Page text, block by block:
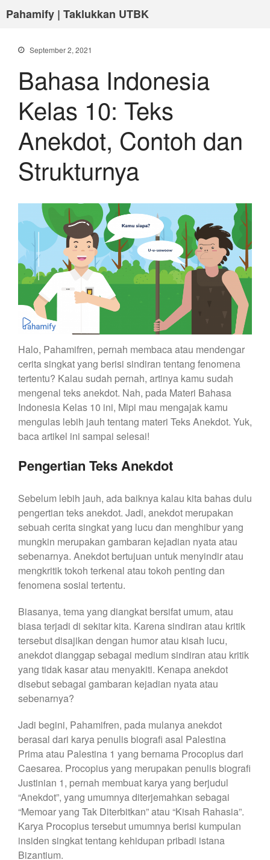
Pahamify | Taklukkan UTBK
September 2, 2021
Bahasa Indonesia
Kelas 10: Teks
Anekdot, Contoh dan
Strukturnya
Halo, Pahamifren, pernah membaca atau mendengar
cerita singkat yang berisi sindiran tentang fenomena
tertentu? Kalau sudah pernah, artinya kamu sudah
mengenal teks anekdot. Nah, pada Materi Bahasa
Indonesia Kelas 10 ini, Mipi mau mengajak kamu
mengulas lebih jauh tentang materi Teks Anekdot. Yuk,
baca artikel ini sampai selesai!
Pengertian Teks Anekdot
Sebelum lebih jauh, ada baiknya kalau kita bahas dulu
pengertian teks anekdot. Jadi, anekdot merupakan
sebuah cerita singkat yang lucu dan menghibur yang
mungkin merupakan gambaran kejadian nyata atau
sebenarnya. Anekdot bertujuan untuk menyindir atau
mengkritik tokoh terkenal atau tokoh penting dan
fenomena sosial tertentu.
Biasanya, tema yang diangkat bersifat umum, atau
biasa terjadi di sekitar kita. Karena sindiran atau kritik
tersebut disajikan dengan humor atau kisah lucu,
anekdot dianggap sebagai medium sindiran atau kritik
yang tidak kasar atau menyakiti. Kenapa anekdot
disebut sebagai gambaran kejadian nyata atau
sebenarnya?
Jadi begini, Pahamifren, pada mulanya anekdot
berasal dari karya penulis biografi asal Palestina
Prima atau Palestina 1 yang bernama Procopius dari
Caesarea. Procopius yang merupakan penulis biografi
Justinian 1, pernah membuat karya yang berjudul
“Anekdot”, yang umumnya diterjemahkan sebagai
“Memoar yang Tak Diterbitkan” atau “Kisah Rahasia”.
Karya Procopius tersebut umumnya berisi kumpulan
insiden singkat tentang kehidupan pribadi istana
Bizantium.